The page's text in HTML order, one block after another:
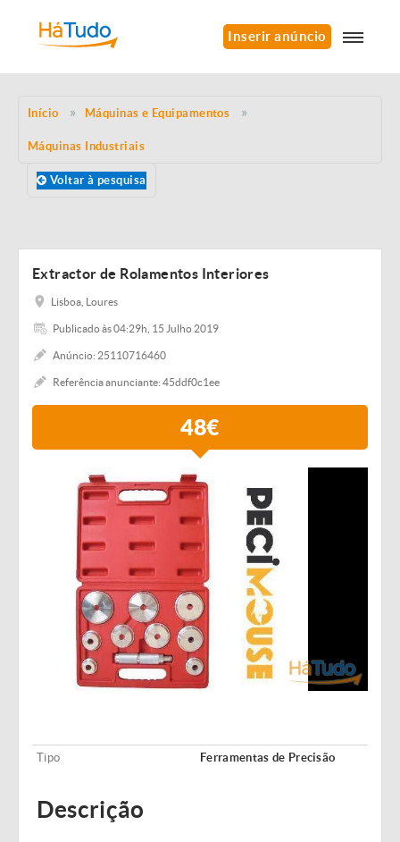
Inserir anúncio
Início Máquinas e Equipamentos
Máquinas Industriais
Voltar à pesquisa
Extractor de Rolamentos Interiores
Lisboa, Loures
Publicado às 04:29h, 15 Julho 2019
Anúncio: 25110716460
Referência anunciante: 45ddf0c1ee
48€
Tipo Ferramentas de Precisão
Descrição